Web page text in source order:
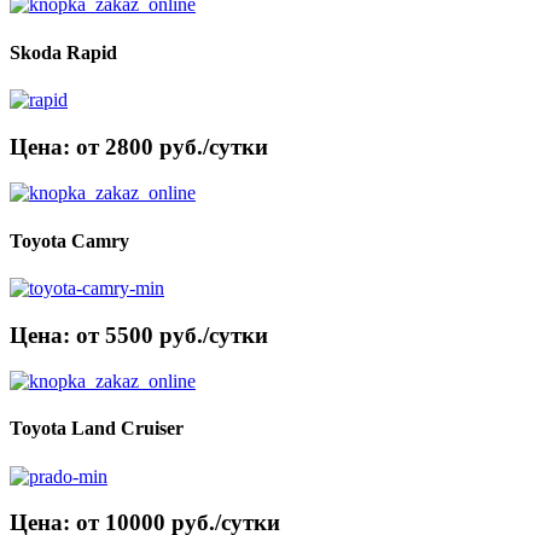
Skoda Rapid
Цена: от 2800 руб./сутки
Toyota Camry
Цена: от 5500 руб./сутки
Toyota Land Cruiser
Цена: от 10000 руб./сутки